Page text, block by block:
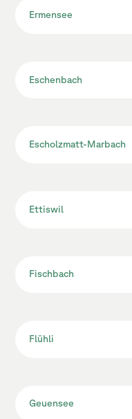
Ermensee
Eschenbach
Escholzmatt-Marbach
Ettiswil
Fischbach
Flühli
Geuensee